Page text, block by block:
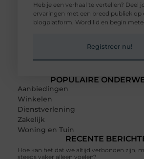
POPULAIRE
Aanbiedingen
Winkelen
Dienstverlening
Zakelijk
Woning en Tuin
RECENTE
Hoe kan het dat we altijd verbonden zijn,
steeds vaker alleen voelen?
Heb je een verhaal te vertellen? Deel
ervaringen met een breed publiek op
blogplatform. Word lid en begin
Registreer nu!